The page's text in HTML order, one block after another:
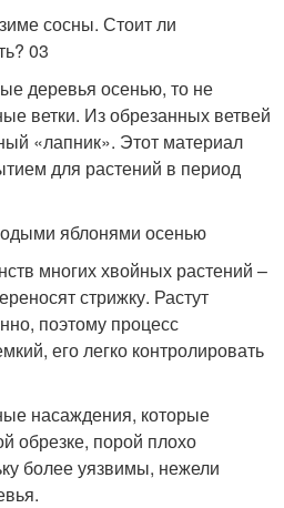
деревья осенью, то не
ветки. Из обрезанных ветвей
«лапник». Этот материал
для растений в период
яблонями осенью
многих хвойных растений –
стрижку. Растут
поэтому процесс
его легко контролировать
насаждения, которые
обрезке, порой плохо
более уязвимы, нежели